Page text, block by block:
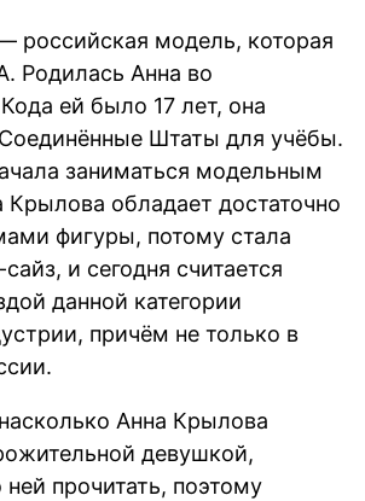
российская модель, которая
Родилась Анна во
ей было 17 лет, она
Штаты для учёбы.
заниматься модельным
Крылова обладает достаточно
фигуры, потому стала
и сегодня считается
данной категории
причём не только в
Анна Крылова
девушкой,
ней прочитать, поэтому